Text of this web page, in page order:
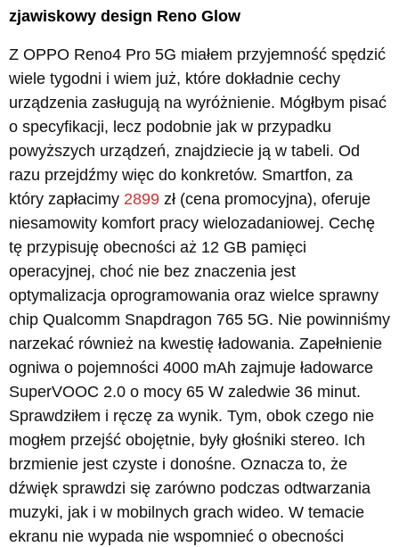
zjawiskowy design Reno Glow
Z OPPO Reno4 Pro 5G miałem przyjemność spędzić
wiele tygodni i wiem już, które dokładnie cechy
urządzenia zasługują na wyróżnienie. Mógłbym pisać
o specyfikacji, lecz podobnie jak w przypadku
powyższych urządzeń, znajdziecie ją w tabeli. Od
razu przejdźmy więc do konkretów. Smartfon, za
który zapłacimy 2899 zł (cena promocyjna), oferuje
niesamowity komfort pracy wielozadaniowej. Cechę
tę przypisuję obecności aż 12 GB pamięci
operacyjnej, choć nie bez znaczenia jest
optymalizacja oprogramowania oraz wielce sprawny
chip Qualcomm Snapdragon 765 5G. Nie powinniśmy
narzekać również na kwestię ładowania. Zapełnienie
ogniwa o pojemności 4000 mAh zajmuje ładowarce
SuperVOOC 2.0 o mocy 65 W zaledwie 36 minut.
Sprawdziłem i ręczę za wynik. Tym, obok czego nie
mogłem przejść obojętnie, były głośniki stereo. Ich
brzmienie jest czyste i donośne. Oznacza to, że
dźwięk sprawdzi się zarówno podczas odtwarzania
muzyki, jak i w mobilnych grach wideo. W temacie
ekranu nie wypada nie wspomnieć o obecności